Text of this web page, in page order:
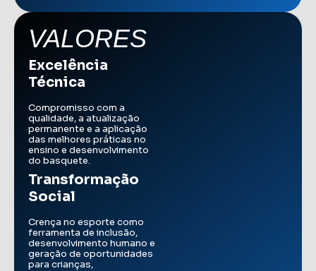
VALORES
Excelência
Técnica
Compromisso com a
qualidade, a atualização
permanente e a aplicação
das melhores práticas no
ensino e desenvolvimento
do basquete.
Transformação
Social
Crença no esporte como
ferramenta de inclusão,
desenvolvimento humano e
geração de oportunidades
para crianças,